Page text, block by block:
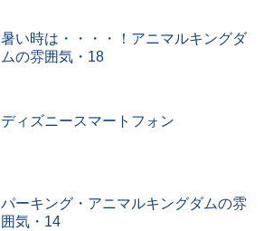
暑い時は・・・・！アニマルキングダ
ムの雰囲気・18
ディズニースマートフォン
パーキング・アニマルキングダムの雰
囲気・14